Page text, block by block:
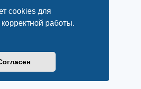
cookies для
работы.